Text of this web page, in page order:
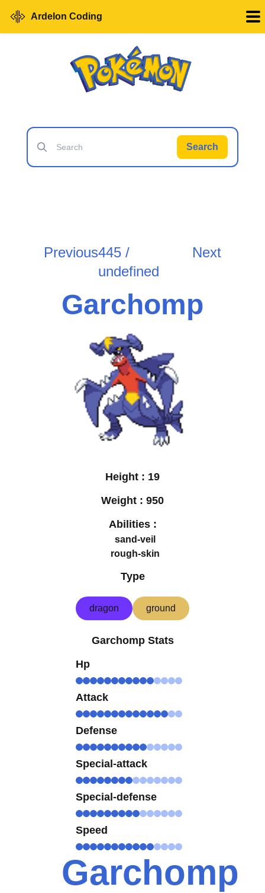
Ardelon Coding
Search
Previous445 /
undefined
Next
Garchomp
Height : 19
Weight : 950
Abilities :
sand-veil
rough-skin
Type
dragon ground
Garchomp Stats
Hp
Attack
Defense
Special-attack
Special-defense
Speed
Garchomp